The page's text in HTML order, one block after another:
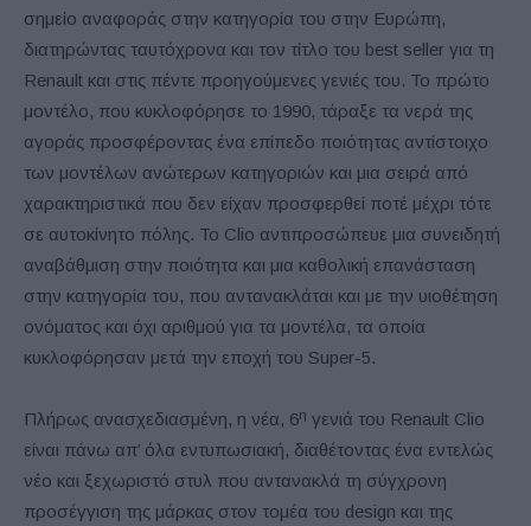
σημείο αναφοράς στην κατηγορία του στην Ευρώπη,
διατηρώντας ταυτόχρονα και τον τίτλο του best seller για τη
Renault και στις πέντε προηγούμενες γενιές του. Το πρώτο
μοντέλο, που κυκλοφόρησε το 1990, τάραξε τα νερά της
αγοράς προσφέροντας ένα επίπεδο ποιότητας αντίστοιχο
των μοντέλων ανώτερων κατηγοριών και μια σειρά από
χαρακτηριστικά που δεν είχαν προσφερθεί ποτέ μέχρι τότε
σε αυτοκίνητο πόλης. Το Clio αντιπροσώπευε μια συνειδητή
αναβάθμιση στην ποιότητα και μια καθολική επανάσταση
στην κατηγορία του, που αντανακλάται και με την υιοθέτηση
ονόματος και όχι αριθμού για τα μοντέλα, τα οποία
κυκλοφόρησαν μετά την εποχή του Super-5.
Πλήρως ανασχεδιασμένη, η νέα, 6η γενιά του Renault Clio
είναι πάνω απ’ όλα εντυπωσιακή, διαθέτοντας ένα εντελώς
νέο και ξεχωριστό στυλ που αντανακλά τη σύγχρονη
προσέγγιση της μάρκας στον τομέα του design και της